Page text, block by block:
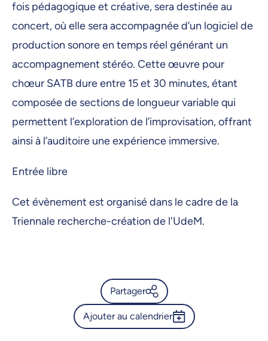
fois pédagogique et créative, sera destinée au
concert, où elle sera accompagnée d’un logiciel de
production sonore en temps réel générant un
accompagnement stéréo. Cette œuvre pour
chœur SATB dure entre 15 et 30 minutes, étant
composée de sections de longueur variable qui
permettent l’exploration de l’improvisation, offrant
ainsi à l’auditoire une expérience immersive.
Entrée libre
Cet évènement est organisé dans le cadre de la
Triennale recherche-création de l'UdeM.
Partager
Calendrier de l’Université de
Ajouter au calendrier